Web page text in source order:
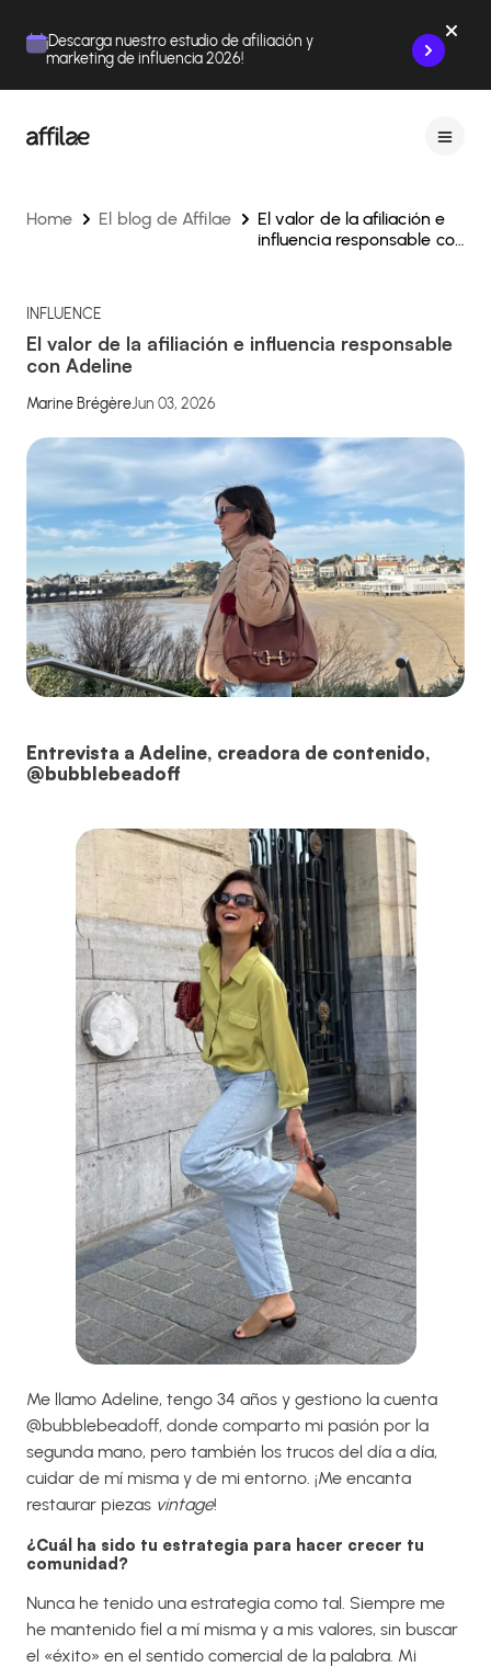
¡Descarga nuestro estudio de afiliación y
marketing de influencia 2026!
Home El blog de Affilae
El valor de la afiliación e
influencia responsable con
INFLUENCE
El valor de la afiliación e influencia responsable
con Adeline
Marine BrégèreJun 03, 2026
Entrevista a Adeline, creadora de contenido,
@bubblebeadoff
Me llamo Adeline, tengo 34 años y gestiono la cuenta
@bubblebeadoff, donde comparto mi pasión por la
segunda mano, pero también los trucos del día a día,
cuidar de mí misma y de mi entorno. ¡Me encanta
restaurar piezas vintage!
¿Cuál ha sido tu estrategia para hacer crecer tu
comunidad?
Nunca he tenido una estrategia como tal. Siempre me
he mantenido fiel a mí misma y a mis valores, sin buscar
el «éxito» en el sentido comercial de la palabra. Mi